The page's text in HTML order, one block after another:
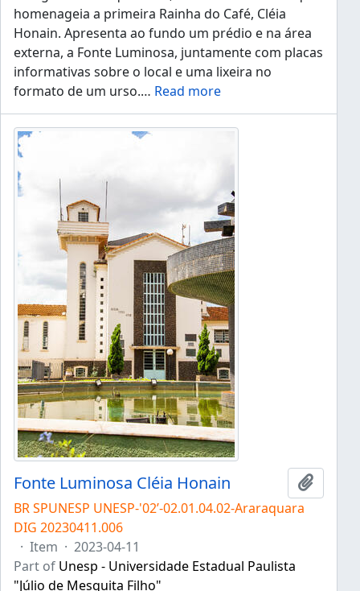
homenageia a primeira Rainha do Café, Cléia
Honain. Apresenta ao fundo um prédio e na área
externa, a Fonte Luminosa, juntamente com placas
informativas sobre o local e uma lixeira no
formato de um urso.… Read more
Fonte Luminosa Cléia Honain
Add to
BR SPUNESP UNESP-'02’-02.01.04.02-Araraquara
DIG 20230411.006
· Item · 2023-04-11
Part of Unesp - Universidade Estadual Paulista
"Júlio de Mesquita Filho"